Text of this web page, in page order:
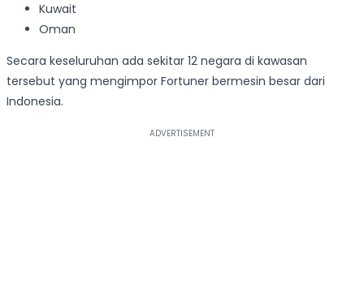
Kuwait
Oman
Secara keseluruhan ada sekitar 12 negara di kawasan
tersebut yang mengimpor Fortuner bermesin besar dari
Indonesia.